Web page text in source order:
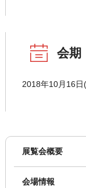
会期
2018年10月16
展覧会概要
会場情報